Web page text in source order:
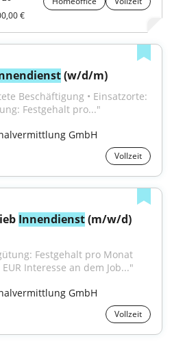
€
(w/d/m)
Beschäftigung • Einsatzorte:
Festgehalt pro..."
GmbH
Vollzeit
Innendienst (m/w/d)
Festgehalt pro Monat
Interesse an dem Job..."
GmbH
Vollzeit